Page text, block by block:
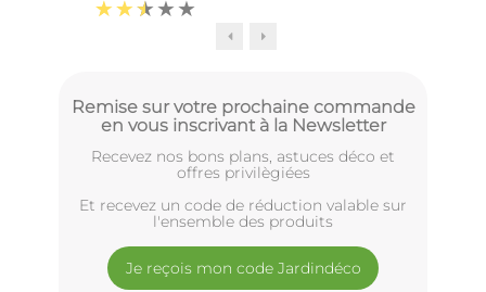
Remise sur votre prochaine commande
en vous inscrivant à la Newsletter
Recevez nos bons plans, astuces déco et
offres privilègiées
Et recevez un code de réduction valable sur
l'ensemble des produits
Je reçois mon code Jardindéco